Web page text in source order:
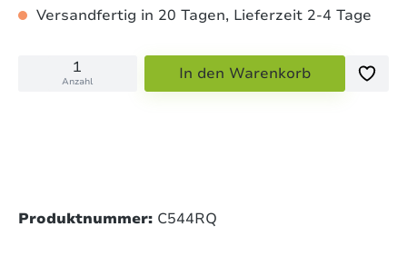
Versandfertig in 20 Tagen, Lieferzeit 2-4 Tage
Anzahl In den Warenkorb
Produktnummer: C544RQ